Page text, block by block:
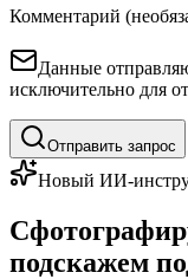
Комментарий
Данные
исключительно для
Отправить запрос
Новый ИИ-
подскажем